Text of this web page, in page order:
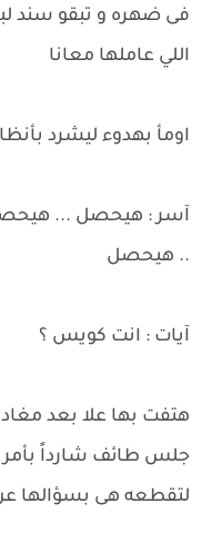
فى ضهره و تبقو سند
اللي عاملها معانا
اومأ بهدوء ليشرد
آسر : هيحصل ... هيحصل
.. هيحصل
آيات : انت كويس ؟
هتفت بها علا بعد
جلس طائف شارداً بأمر
لتقطعه هى بسؤالها